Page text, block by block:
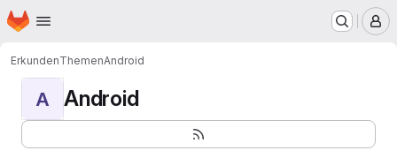
Zum Hauptinhalt springen
Startseite
ErkundenThemenAndroid
A Android